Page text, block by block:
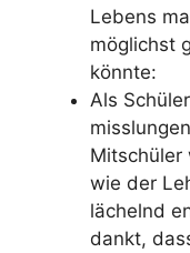
Lebens
möglichst
könnte:
Als
Mitschüler
wie der
lächelnd
dankt,